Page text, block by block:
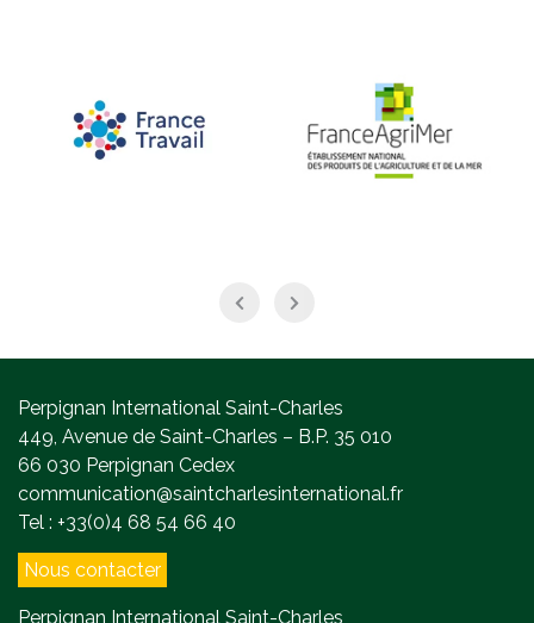
Perpignan International Saint-Charles
449, Avenue de Saint-Charles – B.P. 35 010
66 030 Perpignan Cedex
communication@saintcharlesinternational.fr
Tel : +33(0)4 68 54 66 40
Nous contacter
Perpignan International Saint-Charles